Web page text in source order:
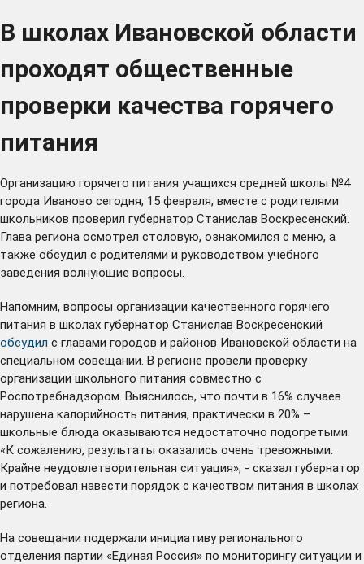
В школах Ивановской области
проходят общественные
проверки качества горячего
питания
Организацию горячего питания учащихся средней школы №4
города Иваново сегодня, 15 февраля, вместе с родителями
школьников проверил губернатор Станислав Воскресенский.
Глава региона осмотрел столовую, ознакомился с меню, а
также обсудил с родителями и руководством учебного
заведения волнующие вопросы.
Напомним, вопросы организации качественного горячего
питания в школах губернатор Станислав Воскресенский
обсудил с главами городов и районов Ивановской области на
специальном совещании. В регионе провели проверку
организации школьного питания совместно с
Роспотребнадзором. Выяснилось, что почти в 16% случаев
нарушена калорийность питания, практически в 20% –
школьные блюда оказываются недостаточно подогретыми.
«К сожалению, результаты оказались очень тревожными.
Крайне неудовлетворительная ситуация», - сказал губернатор
и потребовал навести порядок с качеством питания в школах
региона.
На совещании подержали инициативу регионального
отделения партии «Единая Россия» по мониторингу ситуации и